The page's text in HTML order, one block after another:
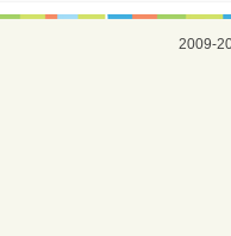
2009-